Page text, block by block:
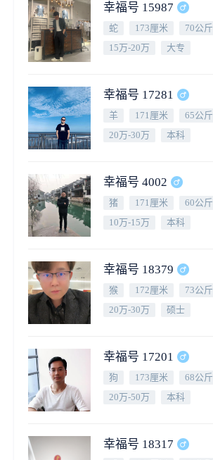
幸福号 15987
蛇 173厘米 70公斤
15万-20万
大专
幸福号 17281
羊 171厘米 65公斤
20万-30万
本科
幸福号 4002
猪 171厘米 60公斤
10万-15万
本科
幸福号 18379
猴 172厘米 73公斤
20万-30万
硕士
幸福号 17201
狗 173厘米 68公斤
20万-50万
本科
幸福号 18317